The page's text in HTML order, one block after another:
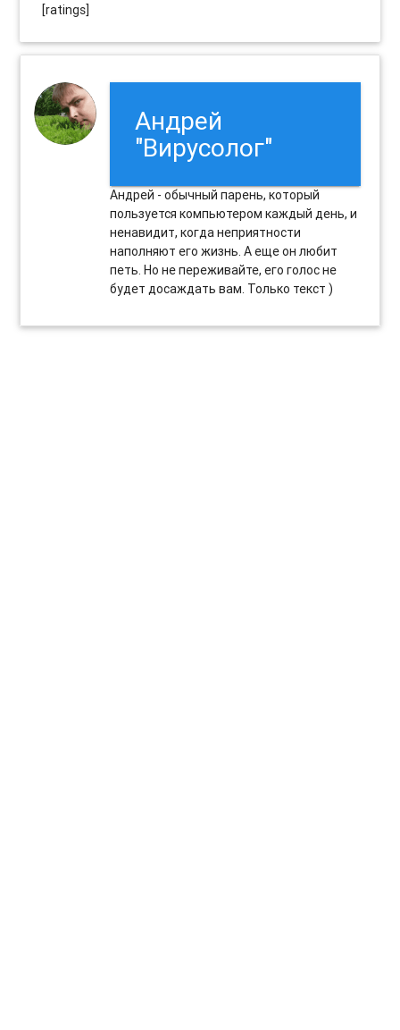
[ratings]
Андрей
"Вирусолог"
Андрей - обычный парень, который
пользуется компьютером каждый день, и
ненавидит, когда неприятности
наполняют его жизнь. А еще он любит
петь. Но не переживайте, его голос не
будет досаждать вам. Только текст )